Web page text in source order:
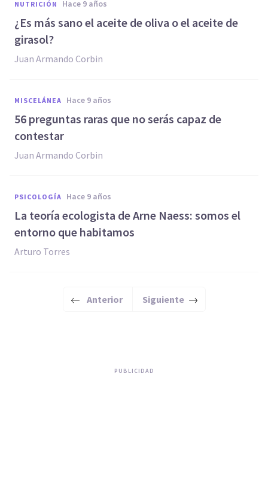
NUTRICIÓN hace 9 años
​¿Es más sano el aceite de oliva o el aceite de
girasol?
Juan Armando Corbin
MISCELÁNEA hace 9 años
56 preguntas raras que no serás capaz de
contestar
Juan Armando Corbin
PSICOLOGÍA hace 9 años
La teoría ecologista de Arne Naess: somos el
entorno que habitamos
Arturo Torres
Anterior Siguiente
PUBLICIDAD